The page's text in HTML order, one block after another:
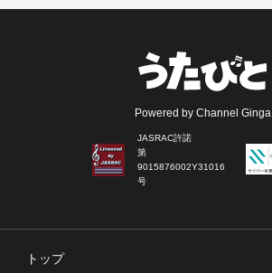
Powered by Channel Ginga
JASRAC許諾
第
9015876002Y31016
号
トップ